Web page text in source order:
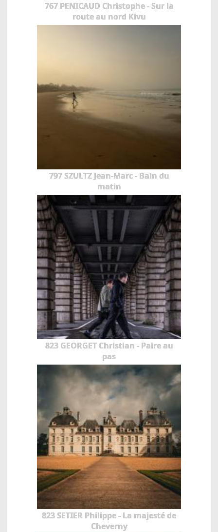
767 PENICAUD Christophe - Sur la
route au nord Kivu
797 SZULTZ Jean-Marc - Bain du
matin
823 GEORGET Christian - Paire au
pas
823 SETIER Philippe - La majesté de
Cheverny